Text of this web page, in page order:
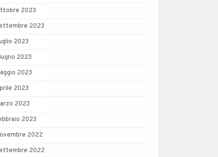
2023
2023
2023
2023
2023
2023
2023
2023
2022
2022